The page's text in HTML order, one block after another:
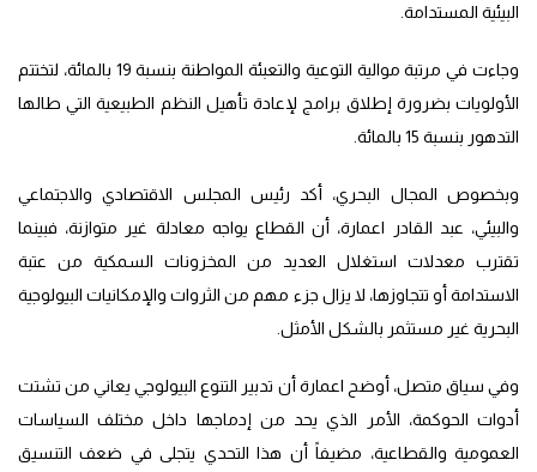
البيئية المستدامة.
وجاءت في مرتبة موالية التوعية والتعبئة المواطنة بنسبة 19 بالمائة، لتختتم
الأولويات بضرورة إطلاق برامج لإعادة تأهيل النظم الطبيعية التي طالها
التدهور بنسبة 15 بالمائة.
وبخصوص المجال البحري، أكد رئيس المجلس الاقتصادي والاجتماعي
والبيئي، عبد القادر اعمارة، أن القطاع يواجه معادلة غير متوازنة، فبينما
تقترب معدلات استغلال العديد من المخزونات السمكية من عتبة
الاستدامة أو تتجاوزها، لا يزال جزء مهم من الثروات والإمكانيات البيولوجية
البحرية غير مستثمر بالشكل الأمثل.
وفي سياق متصل، أوضح اعمارة أن تدبير التنوع البيولوجي يعاني من تشتت
أدوات الحوكمة، الأمر الذي يحد من إدماجها داخل مختلف السياسات
العمومية والقطاعية، مضيفاً أن هذا التحدي يتجلى في ضعف التنسيق